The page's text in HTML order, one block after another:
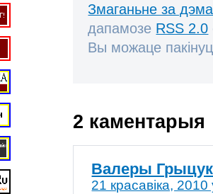
Змаганьне за
дапамозе RSS 2.0
Вы можаце
2 каментарыя
Валеры
21 красавіка,